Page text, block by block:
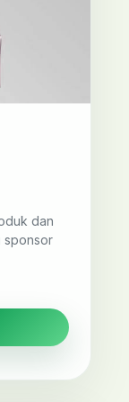
dan
sponsor